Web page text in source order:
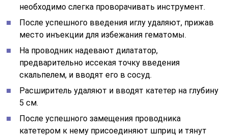
необходимо слегка проворачивать инструмент.
После успешного введения иглу удаляют, прижав
место инъекции для избежания гематомы.
На проводник надевают дилататор,
предварительно иссекая точку введения
скальпелем, и вводят его в сосуд.
Расширитель удаляют и вводят катетер на глубину
5 см.
После успешного замещения проводника
катетером к нему присоединяют шприц и тянут